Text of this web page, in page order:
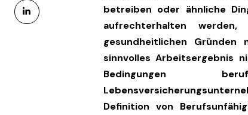
betreiben oder ähnliche
aufrechterhalten
gesundheitlichen
sinnvolles Arbeitsergebnis
Bedingungen
Definition von
linkedin